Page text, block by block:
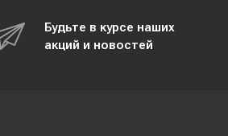
Будьте в курсе наших
акций и новостей